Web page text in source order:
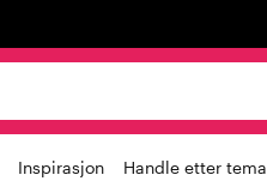
Inspirasjon Handle etter tema